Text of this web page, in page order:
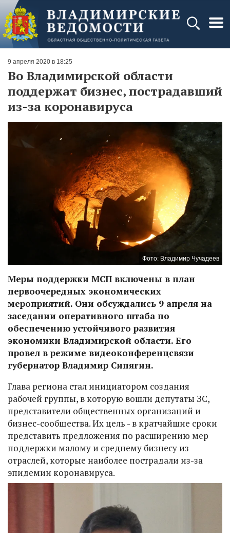
9 апреля 2020 в 18:25
Во Владимирской области
поддержат бизнес, пострадавший
из-за коронавируса
Фото: Владимир Чучадеев
Меры поддержки МСП включены в план
первоочередных экономических
мероприятий. Они обсуждались 9 апреля на
заседании оперативного штаба по
обеспечению устойчивого развития
экономики Владимирской области. Его
провел в режиме видеоконференцсвязи
губернатор Владимир Сипягин.
Глава региона стал инициатором создания
рабочей группы, в которую вошли депутаты ЗС,
представители общественных организаций и
бизнес-сообщества. Их цель - в кратчайшие сроки
представить предложения по расширению мер
поддержки малому и среднему бизнесу из
отраслей, которые наиболее пострадали из-за
эпидемии коронавируса.